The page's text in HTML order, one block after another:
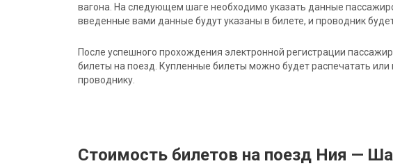
вагона. На следующем шаге необходимо указать данные
введенные вами данные будут указаны в билете, и проводник
После успешного прохождения электронной регистрации
билеты на поезд. Купленные билеты можно будет распечатать или
проводнику.
Стоимость билетов на поезд Ния —